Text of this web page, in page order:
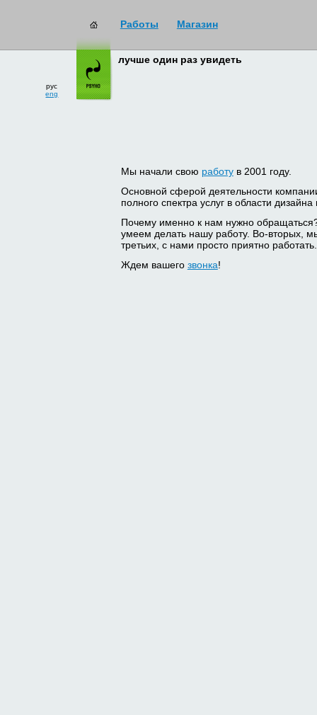
Работы Магазин
рус
eng
лучше один раз увидеть
Мы начали свою работув 2001 году.
Основной сферой деятельности
полного спектра услуг в области
Почему именно к нам нужно
умеем делать нашу работу. Во-вторых,
третьих, с нами просто приятно работать.
Ждем вашего звонка!